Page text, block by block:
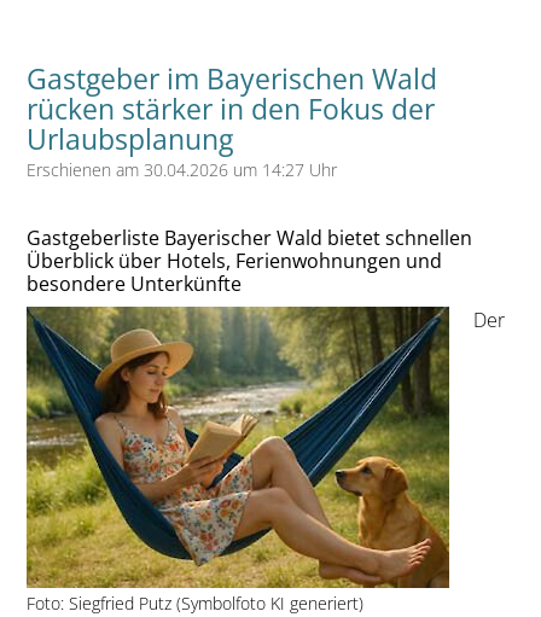
Gastgeber im Bayerischen Wald
rücken stärker in den Fokus der
Urlaubsplanung
Erschienen am 30.04.2026 um 14:27 Uhr
Gastgeberliste Bayerischer Wald bietet schnellen
Überblick über Hotels, Ferienwohnungen und
besondere Unterkünfte
Foto: Siegfried Putz (Symbolfoto KI generiert)
Der